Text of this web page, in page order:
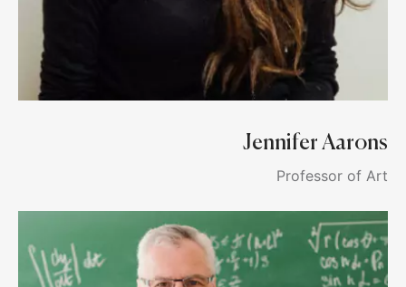
Jennifer Aarons
Professor of Art